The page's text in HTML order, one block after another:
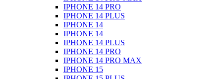
IPHONE 14 PRO
IPHONE 14 PLUS
IPHONE 14
IPHONE 14
IPHONE 14 PLUS
IPHONE 14 PRO
IPHONE 14 PRO MAX
IPHONE 15